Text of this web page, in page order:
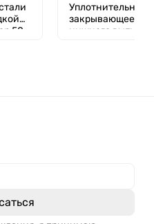
50
Уплотнительное
закрывающее
нижнего